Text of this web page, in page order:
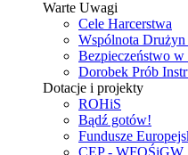
Warte Uwagi
Cele Harcerstwa
Wspólnota
Bezpieczeństwo
Dorobek Prób
Dotacje i projekty
ROHiS
Bądź gotów!
Fundusze
CEP - WFOŚiGW